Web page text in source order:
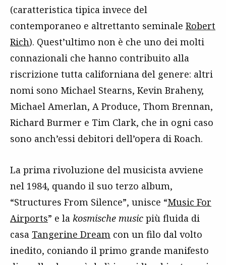
(caratteristica tipica invece del
contemporaneo e altrettanto seminale Robert
Rich). Quest’ultimo non è che uno dei molti
connazionali che hanno contribuito alla
riscrizione tutta californiana del genere: altri
nomi sono Michael Stearns, Kevin Braheny,
Michael Amerlan, A Produce, Thom Brennan,
Richard Burmer e Tim Clark, che in ogni caso
sono anch’essi debitori dell’opera di Roach.
La prima rivoluzione del musicista avviene
nel 1984, quando il suo terzo album,
“Structures From Silence”, unisce “Music For
Airports” e la kosmische music più fluida di
casa Tangerine Dream con un filo dal volto
inedito, coniando il primo grande manifesto